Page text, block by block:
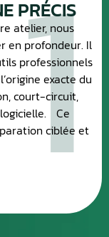
1
PRÉCIS
atelier, nous
en profondeur. Il
professionnels
exacte du
court-circuit,
Ce
ciblée et